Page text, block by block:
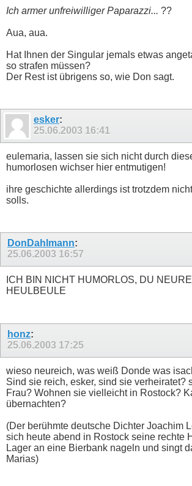
Ich armer unfreiwilliger Paparazzi... ??
Aua, aua.
Hat Ihnen der Singular jemals etwas
so strafen müssen?
Der Rest ist übrigens so, wie Don sagt.
esker:
25.06.2003 16:41
eulemaria, lassen sie sich nicht durch
humorlosen wichser hier entmutigen!
ihre geschichte allerdings ist trotzdem
solls.
DonDahlmann:
25.06.2003 16:57
ICH BIN NICHT HUMORLOS, DU
HEULBEULE
honz:
25.06.2003 17:25
wieso neureich, was weiß Donde was
Sind sie reich, esker, sind sie verheiratet?
Frau? Wohnen sie vielleicht in Rostock?
übernachten?
(Der berühmte deutsche Dichter Joachim
sich heute abend in Rostock seine rechte
Lager an eine Bierbank nageln und singt
Marias)